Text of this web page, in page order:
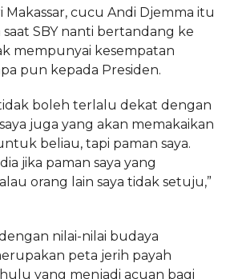
Makassar, cucu Andi Djemma itu
SBY nanti bertandang ke
mempunyai kesempatan
pun kepada Presiden.
boleh terlalu dekat dengan
juga yang akan memakaikan
beliau, tapi paman saya.
jika paman saya yang
orang lain saya tidak setuju,”
nilai-nilai budaya
peta jerih payah
yang menjadi acuan bagi